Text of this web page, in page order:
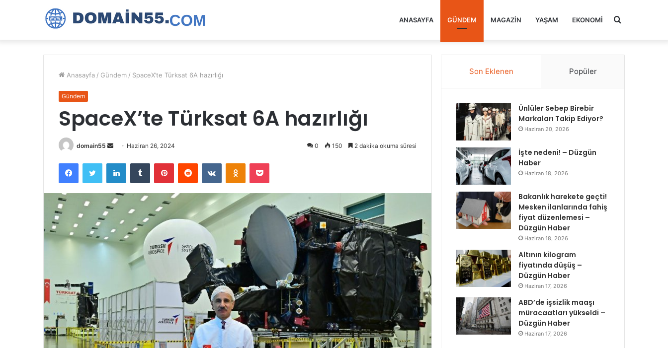
ANASAYFA GÜNDEM MAGAZIN YAŞAM EKONOMI Arama
Anasayfa / Gündem / SpaceX’te Türksat 6A hazırlığı
Gündem
SpaceX’te Türksat 6A hazırlığı
domain55
Bir
posta
göndermek
Haziran 26, 2024 0 150 2 dakika okuma süresi
FacebookTwitter LinkedInTumblr PinterestReddit VKontakteOdnoklassniki
Pocket
Son Eklenen Popüler
Ünlüler Sebep Birebir
Markaları Takip Ediyor?
Haziran 20, 2026
İşte nedeni! – Düzgün
Haber
Haziran 18, 2026
Bakanlık harekete geçti!
Mesken ilanlarında fahiş
fiyat düzenlemesi –
Düzgün Haber
Haziran 18, 2026
Altının kilogram
fiyatında düşüş –
Düzgün Haber
Haziran 17, 2026
ABD’de işsizlik maaşı
müracaatları yükseldi –
Düzgün Haber
Haziran 17, 2026